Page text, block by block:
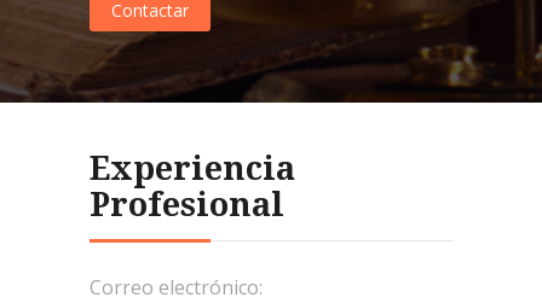
Contactar
Experiencia
Profesional
Correo electrónico: